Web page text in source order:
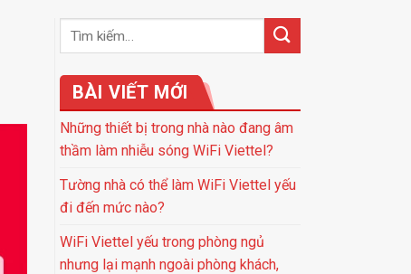
BÀI VIẾT MỚI
Những thiết bị trong nhà nào đang âm
thầm làm nhiễu sóng WiFi Viettel?
Tường nhà có thể làm WiFi Viettel yếu
đi đến mức nào?
WiFi Viettel yếu trong phòng ngủ
nhưng lại mạnh ngoài phòng khách,